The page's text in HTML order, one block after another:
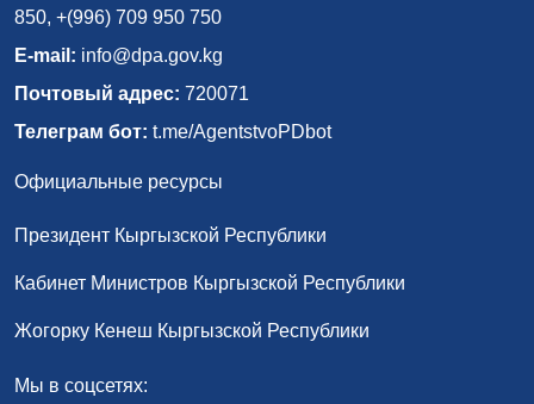
850, +(996) 709 950 750
E-mail: info@dpa.gov.kg
Почтовый адрес: 720071
Телеграм бот: t.me/AgentstvoPDbot
Официальные ресурсы
Президент Кыргызской Республики
Кабинет Министров Кыргызской Республики
Жогорку Кенеш Кыргызской Республики
Мы в соцсетях: